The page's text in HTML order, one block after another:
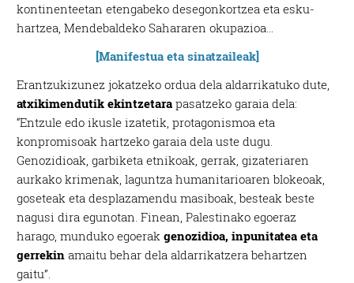
kontinenteetan etengabeko desegonkortzea eta esku-
hartzea, Mendebaldeko Sahararen okupazioa…
[Manifestua eta sinatzaileak]
Erantzukizunez jokatzeko ordua dela aldarrikatuko dute,
atxikimendutik ekintzetara pasatzeko garaia dela:
“Entzule edo ikusle izatetik, protagonismoa eta
konpromisoak hartzeko garaia dela uste dugu.
Genozidioak, garbiketa etnikoak, gerrak, gizateriaren
aurkako krimenak, laguntza humanitarioaren blokeoak,
goseteak eta desplazamendu masiboak, besteak beste
nagusi dira egunotan. Finean, Palestinako egoeraz
harago, munduko egoerakgenozidioa, inpunitatea eta
gerrekin amaitu behar dela aldarrikatzera behartzen
gaitu”.